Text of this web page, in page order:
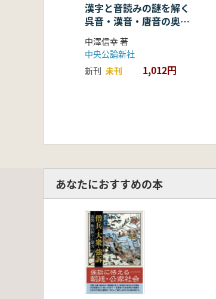
漢字と音読みの謎を解く
呉音・漢音・唐音の奥深
い世界
中澤信幸 著
中央公論新社
新刊 未刊 1,012円
あなたにおすすめの本